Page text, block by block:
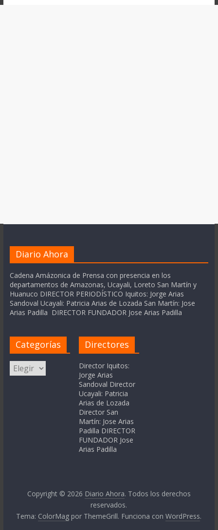
Diario Ahora
Cadena Amázonica de Prensa con presencia en los
departamentos de Amazonas, Ucayali, Loreto San Martín y
Huanuco DIRECTOR PERIODÍSTICO Iquitos: Jorge Arias
Sandoval Ucayali: Patricia Arias de Lozada San Martín: Jose
Arias Padilla DIRECTOR FUNDADOR Jose Arias Padilla
Categorías
Categorías
Directores
Director Iquitos:
Jorge Arias
Sandoval Director
Ucayali: Patricia
Arias de Lozada
Director San
Martín: Jose Arias
Padilla DIRECTOR
FUNDADOR Jose
Arias Padilla
Copyright © 2026 Diario Ahora. Todos los derechos
reservados.
Tema: ColorMag por ThemeGrill. Funciona conWordPress.